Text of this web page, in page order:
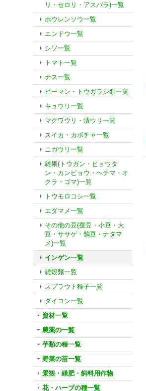
リ・セロリ・アスパラ)一覧
ホウレンソウ一覧
エンドウ一覧
シソ一覧
トマト一覧
ナス一覧
ピーマン・トウガラシ類一覧
キュウリ一覧
マクワウリ・漬ウリ一覧
スイカ・カボチャ一覧
ニガウリ一覧
雑果(トウガン・ヒョウタ
ン・カンピョウ・ヘチマ・オ
クラ・ゴマ)一覧
トウモロコシ一覧
エダマメ一覧
その他の豆(蚕豆・小豆・大
豆・ササゲ・鵲豆・ナタマ
メ)一覧
インゲン一覧
雑穀類一覧
スプラウト種子一覧
ダイコン一覧
資材一覧
農薬の一覧
芋類の種一覧
野菜の苗一覧
景観・緑肥・飼料用作物
花・ハーブの種一覧